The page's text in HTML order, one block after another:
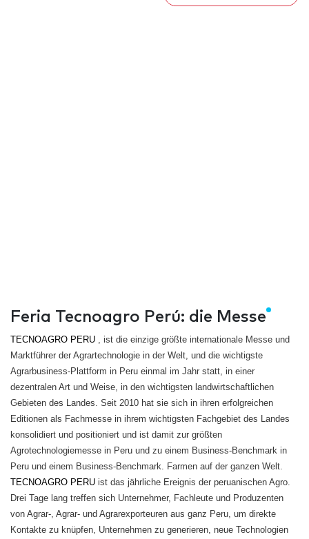
Feria Tecnoagro Perú: die Messe
TECNOAGRO PERU , ist die einzige größte internationale Messe und
Marktführer der Agrartechnologie in der Welt, und die wichtigste
Agrarbusiness-Plattform in Peru einmal im Jahr statt, in einer
dezentralen Art und Weise, in den wichtigsten landwirtschaftlichen
Gebieten des Landes. Seit 2010 hat sie sich in ihren erfolgreichen
Editionen als Fachmesse in ihrem wichtigsten Fachgebiet des Landes
konsolidiert und positioniert und ist damit zur größten
Agrotechnologiemesse in Peru und zu einem Business-Benchmark in
Peru und einem Business-Benchmark. Farmen auf der ganzen Welt.
TECNOAGRO PERU ist das jährliche Ereignis der peruanischen Agro.
Drei Tage lang treffen sich Unternehmer, Fachleute und Produzenten
von Agrar-, Agrar- und Agrarexporteuren aus ganz Peru, um direkte
Kontakte zu knüpfen, Unternehmen zu generieren, neue Technologien